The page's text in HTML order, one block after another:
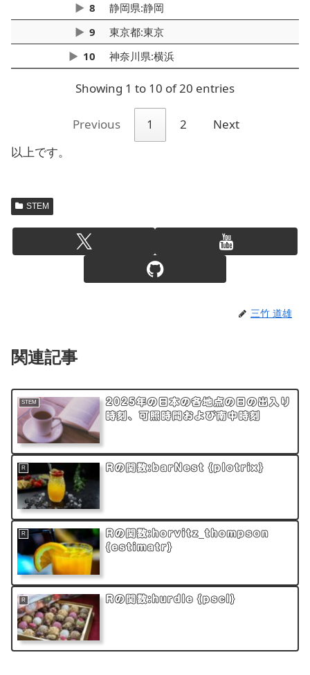
8
静岡県:静岡
9
東京都:東京
10
神奈川県:横浜
Showing 1 to 10 of 20 entries
Previous 1 2
Next
以上です。
STEM
三竹 道雄
関連記事
STEM
2025年の日本の各地点の日の出入り
時刻、可照時間および南中時刻
R Rの関数:barNest {plotrix}
R
Rの関数:horvitz_thompson
{estimatr}
R Rの関数:hurdle {pscl}